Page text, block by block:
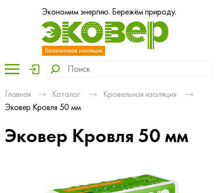
Экономим энергию. Бережём природу.
Главная Каталог
Кровельная изоляция
Эковер Кровля 50 мм
Эковер Кровля 50 мм